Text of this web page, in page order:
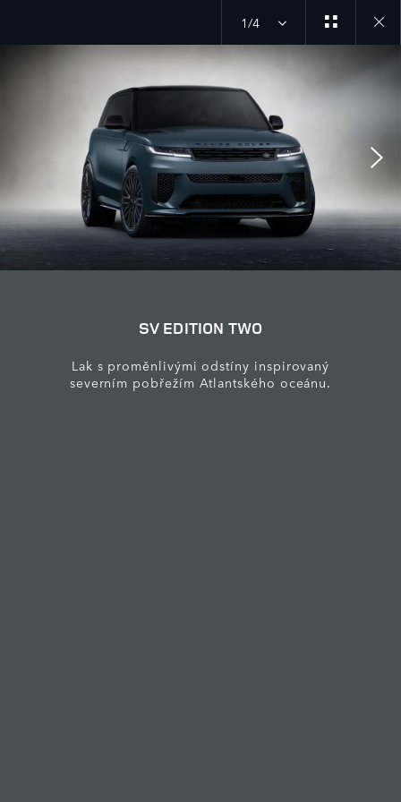
1/4
gallery
SV EDITION TWO
Lak s proměnlivými odstíny inspirovaný
severním pobřežím Atlantského oceánu.